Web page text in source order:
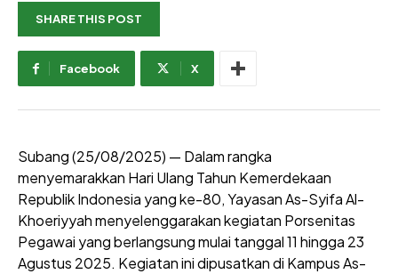
SHARE THIS POST
Facebook X
Subang (25/08/2025) — Dalam rangka
menyemarakkan Hari Ulang Tahun Kemerdekaan
Republik Indonesia yang ke-80, Yayasan As-Syifa Al-
Khoeriyyah menyelenggarakan kegiatan Porsenitas
Pegawai yang berlangsung mulai tanggal 11 hingga 23
Agustus 2025. Kegiatan ini dipusatkan di Kampus As-